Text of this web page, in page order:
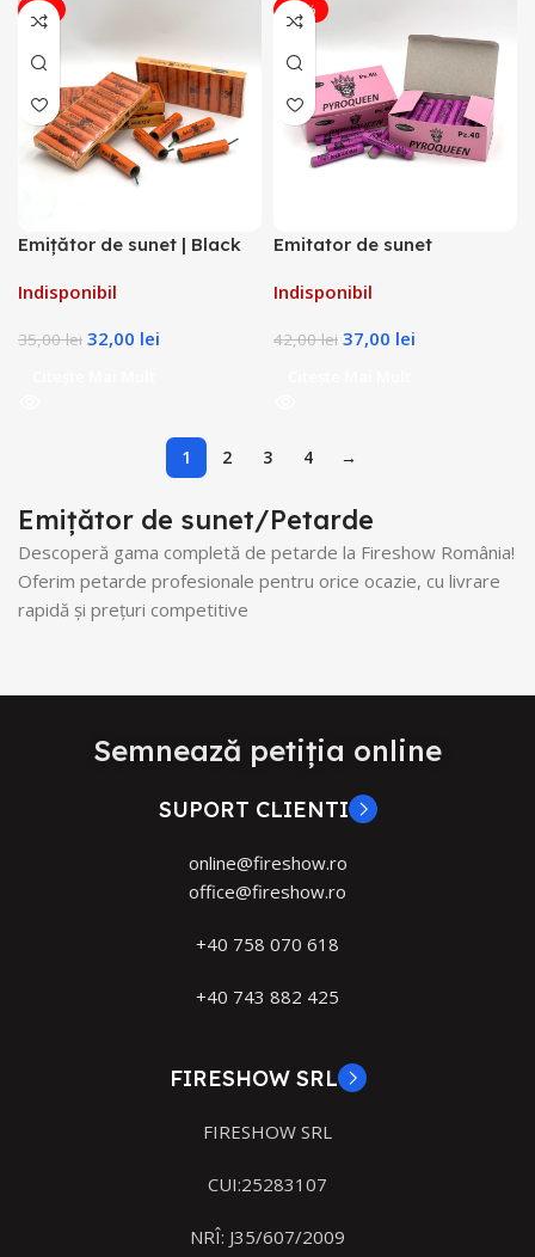
-9%
Emițător de sunet | Black
Indisponibil
35,00lei 32,00 lei
-12%
Emitator de sunet
Indisponibil
42,00lei 37,00 lei
1 2 3 4 →
Emițător de sunet/Petarde
Descoperă gama completă de petarde la Fireshow România!
Oferim petarde profesionale pentru orice ocazie, cu livrare
rapidă și prețuri competitive
Semnează petiția online
SUPORT CLIENTI
online@fireshow.ro
office@fireshow.ro
+40 758 070 618
+40 743 882 425
FIRESHOW SRL
FIRESHOW SRL
CUI:25283107
NRÎ: J35/607/2009